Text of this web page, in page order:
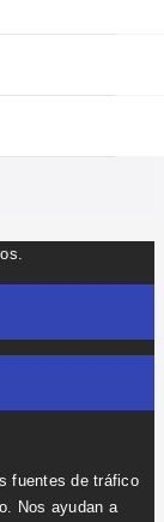
fuentes de tráfico
Nos ayudan a